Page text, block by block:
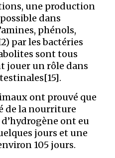
une production
dans
phénols,
par les bactéries
sont tous
jouer un rôle dans
ont prouvé que
de la nourriture
ont eu
jours et une
105 jours.